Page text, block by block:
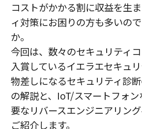
コストがかかる割に収益を生
ィ対策にお困りの方も多いの
か。
今回は、数々のセキュリティ
入賞しているイエラエセキュ
物差しになるセキュリティ診
の解説と、IoT/スマートフォ
要なリバースエンジニアリン
ご紹介します。